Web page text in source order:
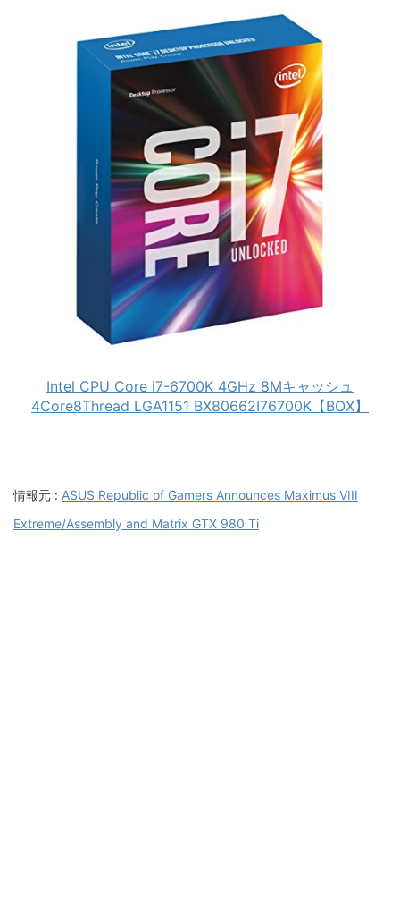
Intel CPU Core i7-6700K 4GHz 8Mキャッシュ
4Core8Thread LGA1151 BX80662I76700K【BOX】
情報元 : ASUS Republic of Gamers Announces Maximus VIII
Extreme/Assembly and Matrix GTX 980 Ti